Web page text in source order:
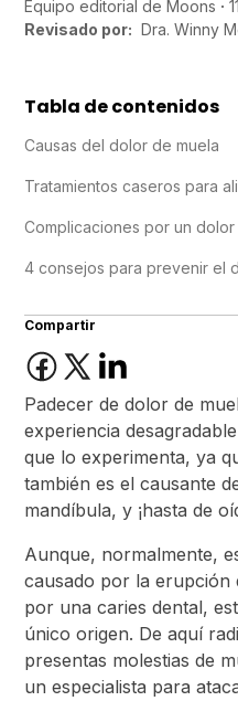
Equipo editorial de Moons
Revisado por: Dra. Winny
Tabla de contenidos
Causas del dolor de muela
Tratamientos caseros para
Complicaciones por un dolor
4 consejos para prevenir el
Compartir
Padecer de dolor de
experiencia
que lo experimenta, ya
también es el causante
mandíbula, y ¡hasta de
Aunque, normalmente,
causado por la erupción
por una caries dental,
único origen. De aquí
presentas molestias de
un especialista para